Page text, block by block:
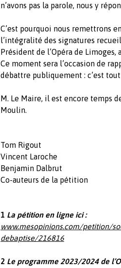
n’avons pas la parole, nous y
C’est pourquoi nous remettrons
l’intégralité des signatures
Président de l’Opéra de
Ce moment sera l’occasion de
débattre publiquement : c’est
M. Le Maire, il est encore temps
Moulin.
Tom Rigout
Vincent Laroche
Benjamin Dalbrut
Co-auteurs de la pétition
1 La pétition en ligne ici :
www.mesopinions.com/petition/
debaptise/216816
2 Le programme 2023/2024 de